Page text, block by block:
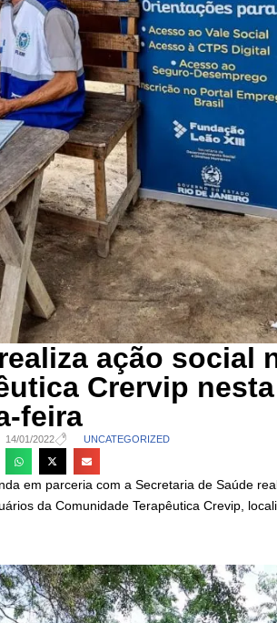
ação social
Crervip nesta
feira
14/01/2022 UNCATEGORIZED
em parceria com a Secretaria de Saúde
da Comunidade Terapêutica Crevip,